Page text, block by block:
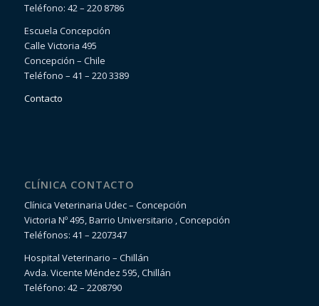
Teléfono: 42 – 220 8786
Escuela Concepción
Calle Victoria 495
Concepción – Chile
Teléfono – 41 – 220 3389
Contacto
CLÍNICA CONTACTO
Clínica Veterinaria Udec – Concepción
Victoria Nº 495, Barrio Universitario , Concepción
Teléfonos: 41 – 2207347
Hospital Veterinario – Chillán
Avda. Vicente Méndez 595, Chillán
Teléfono: 42 – 2208790